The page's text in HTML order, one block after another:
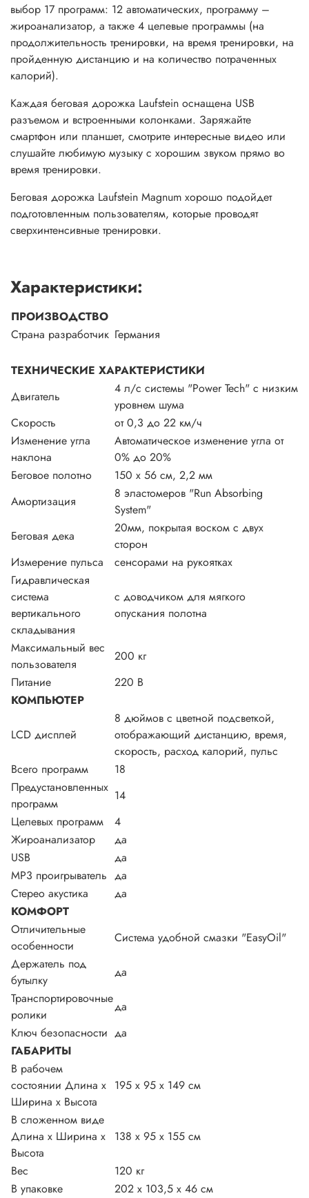
выбор 17 программ: 12 автоматических, программу –
жироанализатор, а также 4 целевые программы (на
продолжительность тренировки, на время тренировки, на
пройденную дистанцию и на количество потраченных
калорий).
Каждая беговая дорожка Laufstein оснащена USB
разъемом и встроенными колонками. Заряжайте
смартфон или планшет, смотрите интересные видео или
слушайте любимую музыку с хорошим звуком прямо во
время тренировки.
Беговая дорожка Laufstein Magnum хорошо подойдет
подготовленным пользователям, которые проводят
сверхинтенсивные тренировки.
Характеристики:
ПРОИЗВОДСТВО
Страна разработчик Германия
ТЕХНИЧЕСКИЕ ХАРАКТЕРИСТИКИ
Двигатель
4 л/с системы "Power Tech" с низким
уровнем шума
Скорость
от 0,3 до 22 км/ч
Изменение угла
наклона
Автоматическое изменение угла от
0% до 20%
Беговое полотно
150 х 56 см, 2,2 мм
Амортизация
8 эластомеров "Run Absorbing
System"
Беговая дека
20мм, покрытая воском с двух
сторон
Измерение пульса
сенсорами на рукоятках
Гидравлическая
система
вертикального
складывания
с доводчиком для мягкого
опускания полотна
Максимальный вес
пользователя
200 кг
Питание
220 В
КОМПЬЮТЕР
LCD дисплей
8 дюймов с цветной подсветкой,
отображающий дистанцию, время,
скорость, расход калорий, пульс
Всего программ
18
Предустановленных
программ
14
Целевых программ
4
Жироанализатор
да
USB
да
MP3 проигрыватель да
Стерео акустика
да
КОМФОРТ
Отличительные
особенности
Система удобной смазки "EasyOil"
Держатель под
бутылку
да
Транспортировочные
ролики
да
Ключ безопасности да
ГАБАРИТЫ
В рабочем
состоянии Длина х
Ширина х Высота
195 х 95 х 149 см
В сложенном виде
Длина х Ширина х
Высота
138 х 95 х 155 см
Вес
120 кг
В упаковке
202 х 103,5 х 46 см